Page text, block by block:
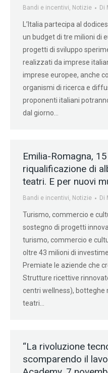
Bandi e incentivi, Notizie Di
L’Italia partecipa al
un budget di tre milioni di
progetti di sviluppo
realizzati da imprese
imprese europee, anche
organismi di ricerca e
proponenti italiani
dal giorno…
Emilia-Romagna,
riqualificazione di
teatri. E per nuovi
Bandi e incentivi, Notizie Di
Turismo, commercio e
sostegno di progetti
turismo, commercio e
oltre 43 milioni di
Premiate le aziende che
Strutture ricettive
centri wellness), botteghe
teatri…
“La rivoluzione
scomparendo il